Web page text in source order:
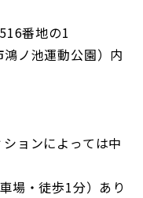
番地の1
ノ池運動公園）内
ョンによっては中
場・徒歩1分）あり